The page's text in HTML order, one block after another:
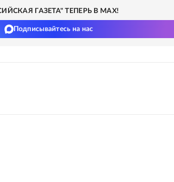
ГАЗЕТА" ТЕПЕРЬ В MAX!
Подписывайтесь на нас